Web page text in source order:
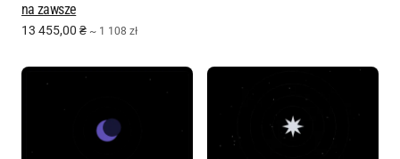
na zawsze
13 455,00 ₴ ~ 1 108 zł